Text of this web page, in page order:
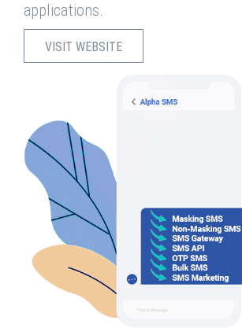
applications.
VISIT WEBSITE